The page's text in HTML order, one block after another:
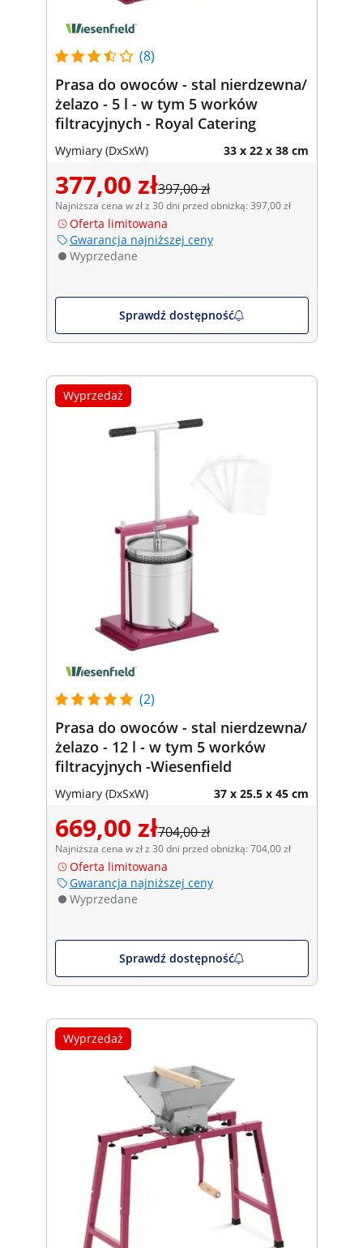
(8)
Prasa do owoców - stal nierdzewna/
żelazo - 5 l - w tym 5 worków
filtracyjnych - Royal Catering
Wymiary (DxSxW) 33 x 22 x 38 cm
377,00 zł397,00 zł
Najniższa cena w zł z 30 dni przed obniżką: 397,00 zł
Oferta limitowana
Gwarancja najniższej ceny
Wyprzedane
Sprawdź dostępność
Wyprzedaż
(2)
Prasa do owoców - stal nierdzewna/
żelazo - 12 l - w tym 5 worków
filtracyjnych -Wiesenfield
Wymiary (DxSxW) 37 x 25.5 x 45 cm
669,00 zł704,00 zł
Najniższa cena w zł z 30 dni przed obniżką: 704,00 zł
Oferta limitowana
Gwarancja najniższej ceny
Wyprzedane
Sprawdź dostępność
Wyprzedaż